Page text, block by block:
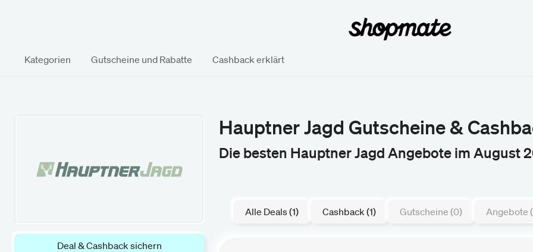
Kategorien Gutscheine und Rabatte Cashback erklärt
Deal & Cashback sichern
Hauptner Jagd Gutscheine &
Die besten Hauptner Jagd Angebote im August
Alle Deals (1) Cashback (1) Gutscheine (0) Angebote